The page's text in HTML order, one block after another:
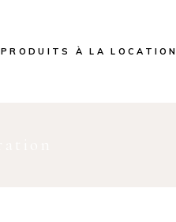
PRODUITS À LA LOCATION